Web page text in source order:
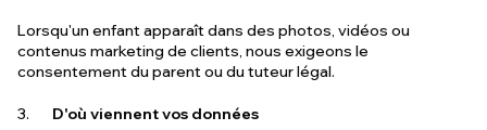
Lorsqu'un enfant apparaît dans des photos, vidéos ou
contenus marketing de clients, nous exigeons le
consentement du parent ou du tuteur légal.
D'où viennent vos données